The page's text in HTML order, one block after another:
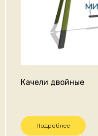
Качели двойные
Подробнее